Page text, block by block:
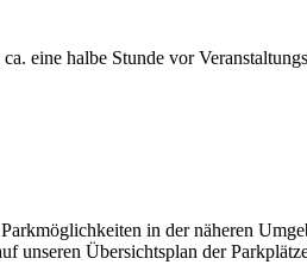
eine halbe Stunde vor
in der näheren
unseren Übersichtsplan der